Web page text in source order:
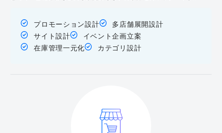
とって本当に必要な施策しか提案しないのが弊社のポリシーです。
プロモーション設計
多店舗展開設計
サイト設計
イベント企画立案
在庫管理一元化
カテゴリ設計